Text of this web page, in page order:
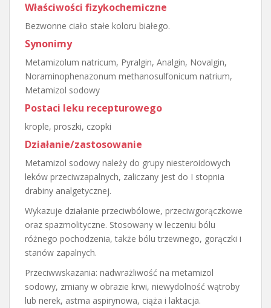
Właściwości fizykochemiczne
Bezwonne ciało stałe koloru białego.
Synonimy
Metamizolum natricum, Pyralgin, Analgin, Novalgin,
Noraminophenazonum methanosulfonicum natrium,
Metamizol sodowy
Postaci leku recepturowego
krople, proszki, czopki
Działanie/zastosowanie
Metamizol sodowy należy do grupy niesteroidowych
leków przeciwzapalnych, zaliczany jest do I stopnia
drabiny analgetycznej.
Wykazuje działanie przeciwbólowe, przeciwgorączkowe
oraz spazmolityczne. Stosowany w leczeniu bólu
różnego pochodzenia, także bólu trzewnego, gorączki i
stanów zapalnych.
Przeciwwskazania: nadwrażliwość na metamizol
sodowy, zmiany w obrazie krwi, niewydolność wątroby
lub nerek, astma aspirynowa, ciąża i laktacja.